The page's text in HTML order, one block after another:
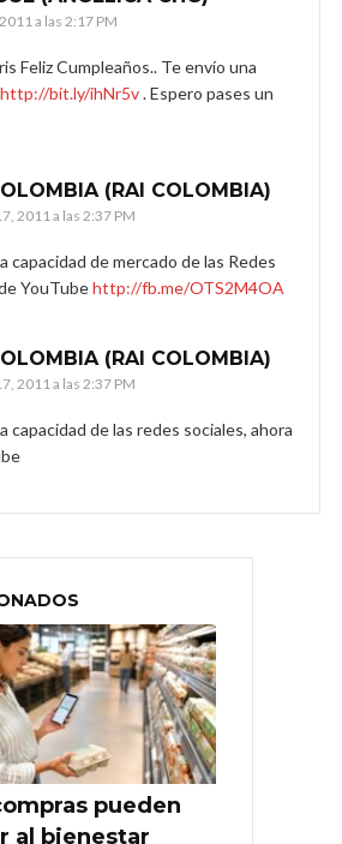
a las 2:17 PM
Feliz Cumpleaños.. Te envío una
http://bit.ly/ihNr5v. Espero pases un
(RAI COLOMBIA)
2011 a las 2:37 PM
capacidad de mercado de las Redes
YouTubehttp://fb.me/OTS2M4OA
(RAI COLOMBIA)
2011 a las 2:37 PM
capacidad de las redes sociales, ahora
pueden
al bienestar